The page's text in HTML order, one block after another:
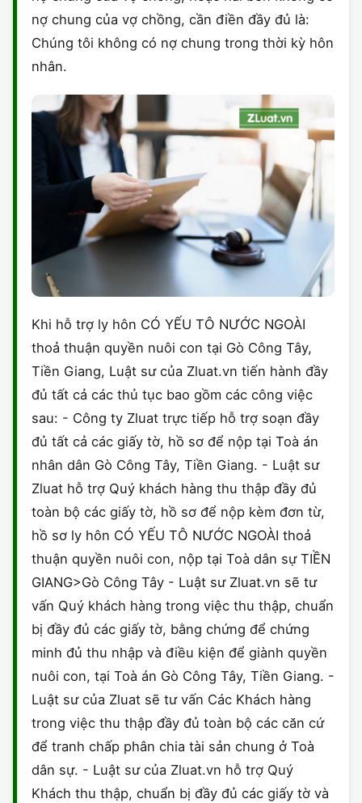
nợ chung của vợ chồng, cần điền đầy đủ là:
Chúng tôi không có nợ chung trong thời kỳ hôn
nhân.
Khi hỗ trợ ly hôn CÓ YẾU TÔ NƯỚC NGOÀI
thoả thuận quyền nuôi con tại Gò Công Tây,
Tiền Giang, Luật sư của Zluat.vn tiến hành đầy
đủ tất cả các thủ tục bao gồm các công việc
sau: - Công ty Zluat trực tiếp hỗ trợ soạn đầy
đủ tất cả các giấy tờ, hồ sơ để nộp tại Toà án
nhân dân Gò Công Tây, Tiền Giang. - Luật sư
Zluat hỗ trợ Quý khách hàng thu thập đầy đủ
toàn bộ các giấy tờ, hồ sơ để nộp kèm đơn từ,
hồ sơ ly hôn CÓ YẾU TÔ NƯỚC NGOÀI thoả
thuận quyền nuôi con, nộp tại Toà dân sự TIỀN
GIANG>Gò Công Tây - Luật sư Zluat.vn sẽ tư
vấn Quý khách hàng trong việc thu thập, chuẩn
bị đầy đủ các giấy tờ, bằng chứng để chứng
minh đủ thu nhập và điều kiện để giành quyền
nuôi con, tại Toà án Gò Công Tây, Tiền Giang. -
Luật sư của Zluat sẽ tư vấn Các Khách hàng
trong việc thu thập đầy đủ toàn bộ các căn cứ
để tranh chấp phân chia tài sản chung ở Toà
dân sự. - Luật sư của Zluat.vn hỗ trợ Quý
Khách thu thập, chuẩn bị đầy đủ các giấy tờ và